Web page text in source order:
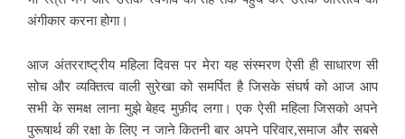
अंगीकार करना होगा।
आज अंतरराष्ट्रीय महिला दिवस पर मेरा यह संस्मरण ऐसी ही साधारण सी
सोच और व्यक्तित्व वाली सुरेखा को समर्पित है जिसके संघर्ष को आज आप
सभी के समक्ष लाना मुझे बेहद मुफ़ीद लगा। एक ऐसी महिला जिसको अपने
पुरूषार्थ की रक्षा के लिए न जाने कितनी बार अपने परिवार,समाज और सबसे